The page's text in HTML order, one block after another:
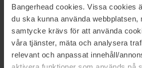
Bangerhead cookies. Vissa cookies
du ska kunna använda webbplatsen,
samtycke krävs för att använda
våra tjänster, mäta och analysera
relevant och anpassat innehåll/
Homme Day Control Roll-on 48H, een
tot 48 uur lang een fris gevoel geeft
blokkeren. Gaat nare geurtjes tegen, vlekt
aan te brengen.
Maat: 150 ml